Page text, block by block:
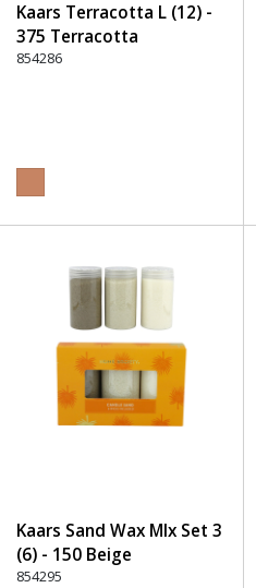
Kaars Terracotta L (12) -
375 Terracotta
854286
Kaars Sand Wax MIx Set 3
(6) - 150 Beige
854295